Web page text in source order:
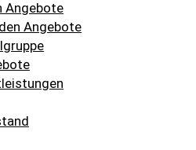
Angebote
Angebote